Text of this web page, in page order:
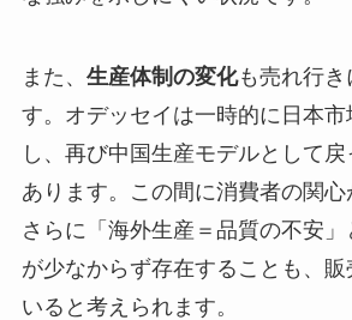
また、 生産体制の変化も売れ行き
す。オデッセイは一時的に日本市
し、再び中国生産モデルとして
あります。この間に消費者の関心
さらに「海外生産＝品質の不安
が少なからず存在することも、
いると考えられます。